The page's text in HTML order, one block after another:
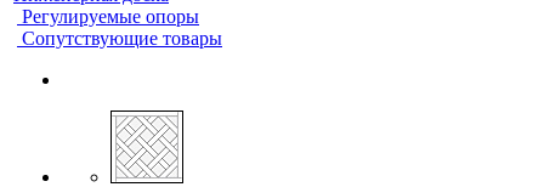
Регулируемые опоры
Сопутствующие товары